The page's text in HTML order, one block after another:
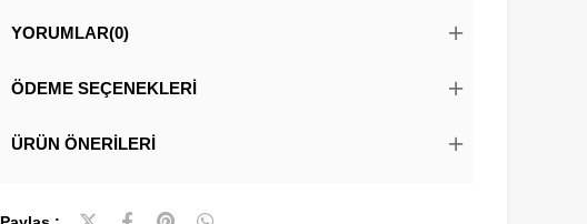
YORUMLAR(0)
ÖDEME SEÇENEKLERI
ÜRÜN ÖNERILERI